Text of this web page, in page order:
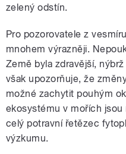
zelený odstín.
Pro pozorovatele z
mnohem výrazněji.
Země byla zdravější,
však upozorňuje, že
možné zachytit pouhým
ekosystému v mořích jsou
celý potravní řetězec
výzkumu.